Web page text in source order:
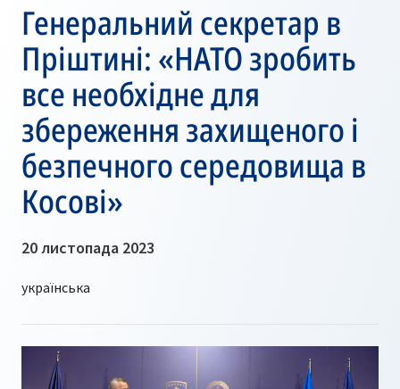
Генеральний секретар в
Пріштині: «НАТО зробить
все необхідне для
збереження захищеного і
безпечного середовища в
Косові»
20 листопада 2023